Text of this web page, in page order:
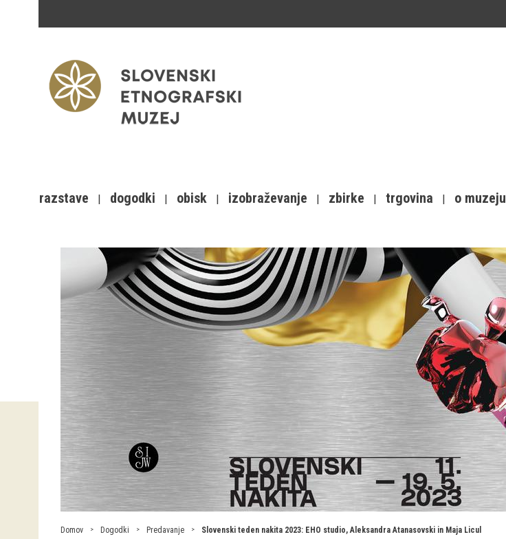
razstave dogodki obisk izobraževanje zbirke trgovina o muzeju
Domov Dogodki Predavanje Slovenski teden nakita 2023: EHO studio, Aleksandra Atanasovski in Maja Licul